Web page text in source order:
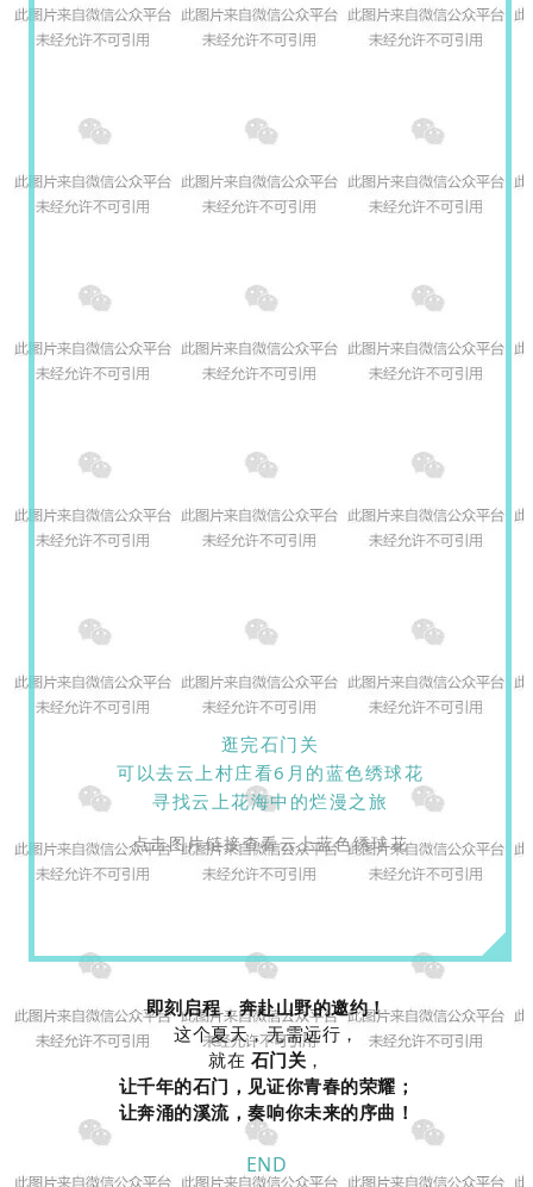
逛完石门关
可以去云上村庄看6月的蓝色绣球花
寻找云上花海中的烂漫之旅
点击图片链接查看云上蓝色绣球花
即刻启程，奔赴山野的邀约！
这个夏天，无需远行，
就在 石门关 ，
让千年的石门，见证你青春的荣耀；
让奔涌的溪流，奏响你未来的序曲！
END